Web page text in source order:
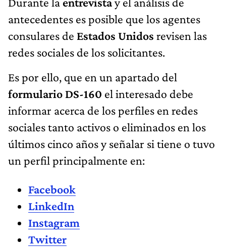
antecedentes es posible que los agentes
consulares de Estados Unidos revisen las
redes sociales de los solicitantes.
Es por ello, que en un apartado del
formulario DS-160 el interesado debe
informar acerca de los perfiles en redes
sociales tanto activos o eliminados en los
últimos cinco años y señalar si tiene o tuvo
un perfil principalmente en:
Facebook
LinkedIn
Instagram
Twitter